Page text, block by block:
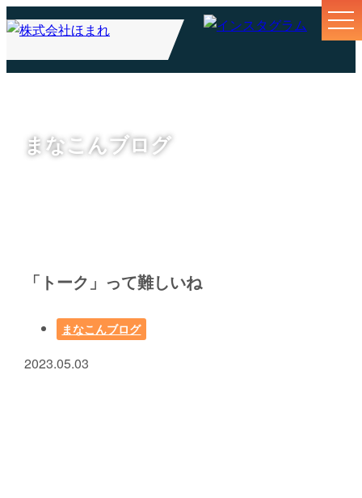
まなこんブログ
「トーク」って難しいね
まなこんブログ
2023.05.03